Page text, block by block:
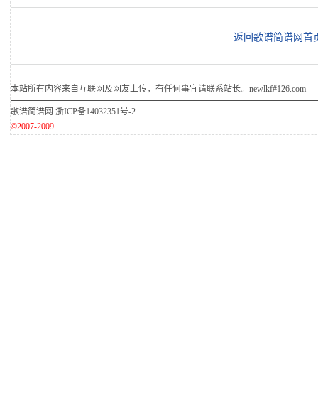
返回歌谱简谱网首
本站所有内容来自互联网及网友上传，有任何事宜请联系站长。newlkf#126.com
歌谱简谱网 浙ICP备14032351号-2
©2007-2009